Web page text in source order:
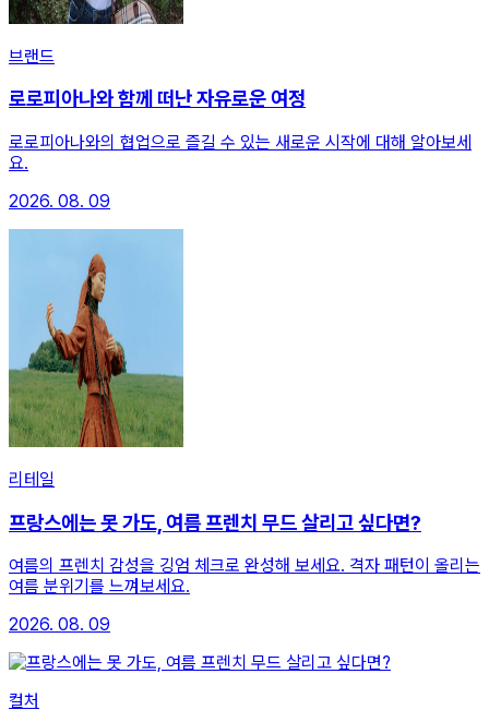
브랜드
로로피아나와 함께 떠난 자유로운 여정
로로피아나와의 협업으로 즐길 수 있는 새로운 시작에 대해 알아보세
요.
2026. 08. 09
리테일
프랑스에는 못 가도, 여름 프렌치 무드 살리고 싶다면?
여름의 프렌치 감성을 깅엄 체크로 완성해 보세요. 격자 패턴이 올리는
여름 분위기를 느껴보세요.
2026. 08. 09
컬처